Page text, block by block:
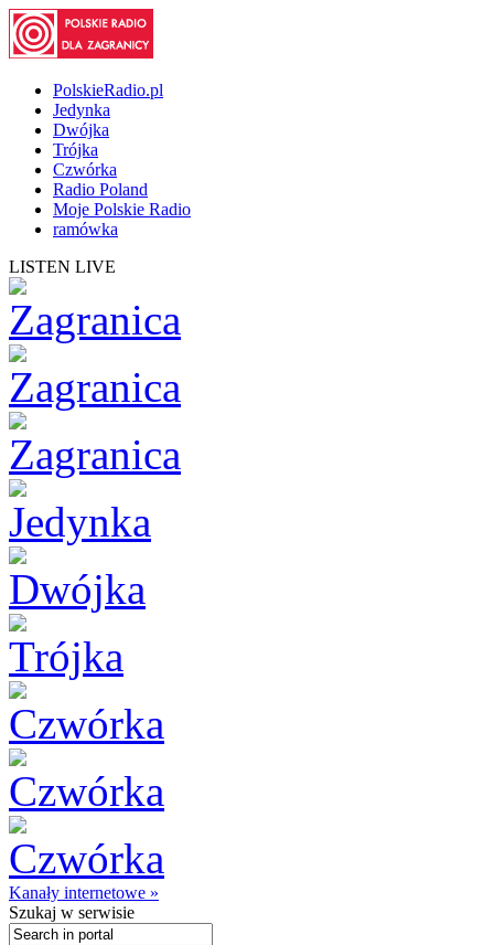
PolskieRadio.pl
Jedynka
Dwójka
Trójka
Czwórka
Radio Poland
Moje Polskie Radio
ramówka
LISTEN LIVE
Kanały internetowe »
Szukaj w serwisie